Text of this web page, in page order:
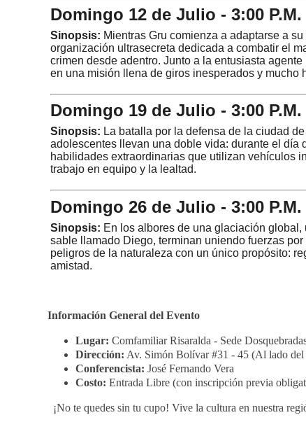
Domingo 12 de Julio - 3:00
Sinopsis: Mientras Gru comienza a adaptarse a
organización ultrasecreta dedicada a combatir el
crimen desde adentro. Junto a la entusiasta
en una misión llena de giros inesperados y mucho
Domingo 19 de Julio - 3:00
Sinopsis: La batalla por la defensa de la ciudad
adolescentes llevan una doble vida: durante el día
habilidades extraordinarias que utilizan vehículos
trabajo en equipo y la lealtad.
Domingo 26 de Julio - 3:00
Sinopsis: En los albores de una glaciación
sable llamado Diego, terminan uniendo fuerzas
peligros de la naturaleza con un único propósito:
amistad.
Información General del Evento
Lugar: Comfamiliar Risaralda - Sede
Dirección: Av. Simón Bolívar #31 - 45 (Al lado
Conferencista: José Fernando Vera
Costo: Entrada Libre (con inscripción previa
¡No te quedes sin tu cupo! Vive la cultura en nuestra